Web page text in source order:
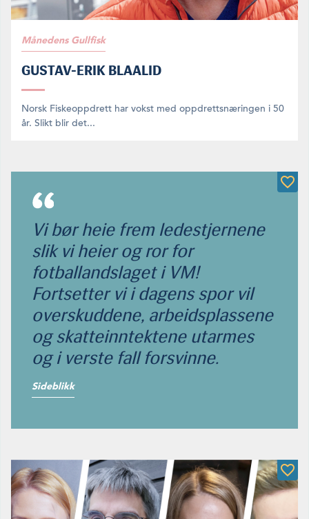
Månedens Gullfisk
GUSTAV-ERIK BLAALID
Norsk Fiskeoppdrett har vokst med oppdrettsnæringen i 50
år. Slikt blir det...
Vi bør heie frem ledestjernene
slik vi heier og ror for
fotballandslaget i VM!
Fortsetter vi i dagens spor vil
overskuddene, arbeidsplassene
og skatteinntektene utarmes
og i verste fall forsvinne.
Sideblikk